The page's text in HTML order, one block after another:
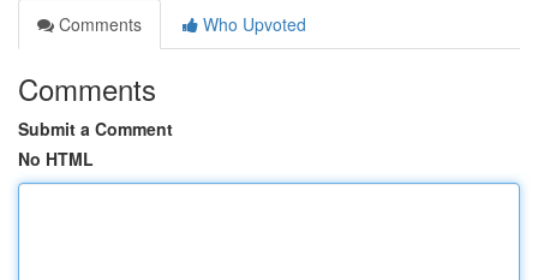
Comments
Who Upvoted
Comments
Submit a Comment
No HTML